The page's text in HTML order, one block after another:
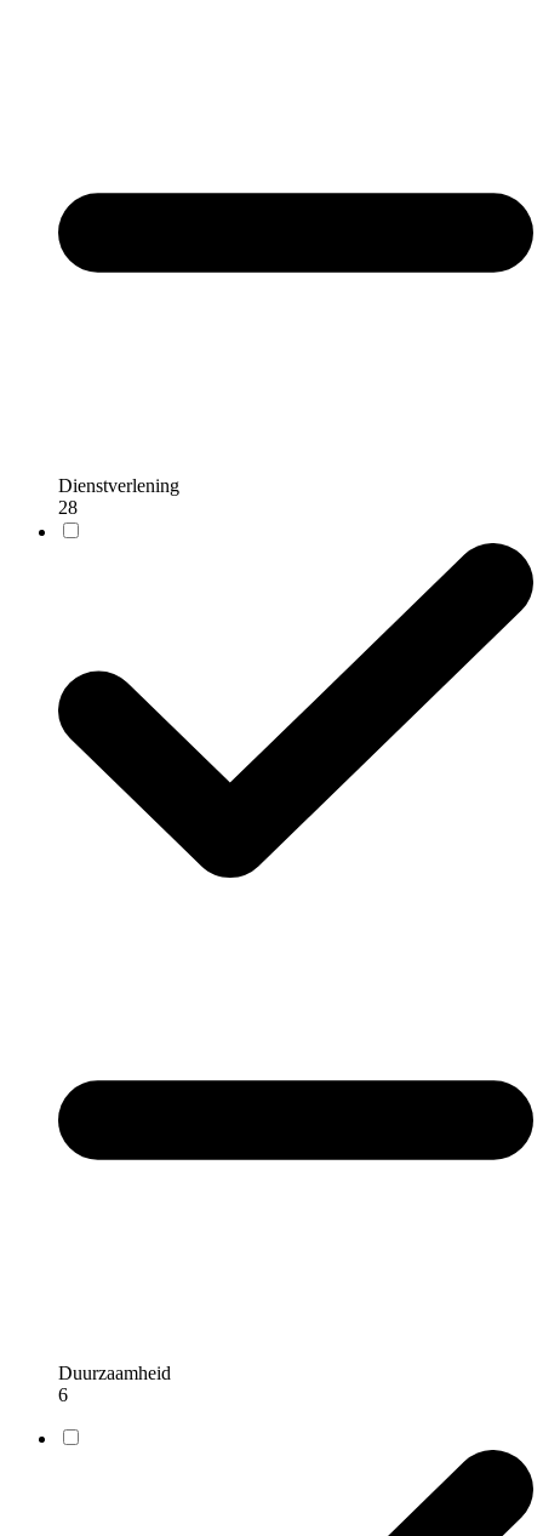
Dienstverlening
28
Duurzaamheid
6